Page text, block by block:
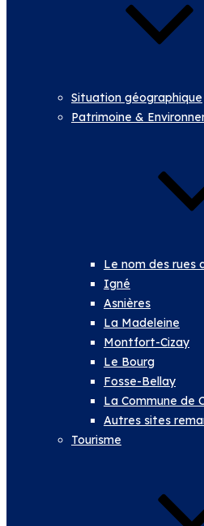
Situation géographique
Patrimoine &
Le nom des rues
Igné
Asnières
La Madeleine
Montfort-Cizay
Le Bourg
Fosse-Bellay
La Commune de
Autres sites
Tourisme